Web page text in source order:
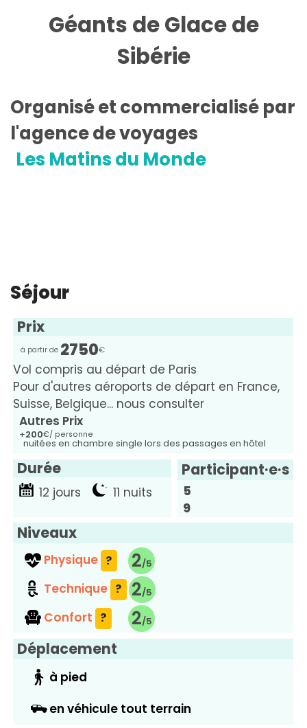
Géants de Glace de
Sibérie
Organisé et commercialisé par
l'agence de voyages
Les Matins du Monde
Séjour
Prix
2750
Vol compris au départ de Paris
Pour d'autres aéroports de départ en France,
Suisse, Belgique... nous consulter
Autres Prix
+200€/ personne
nuitées en chambre single lors des passages en hôtel
Durée
12 11
Participant·e·s
5
9
Niveaux
Physique ? 2
Technique ? 2
Confort ? 2
Déplacement
à pied
en véhicule tout terrain